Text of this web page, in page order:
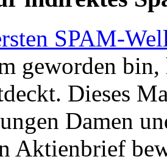
SPAM-
geworden
Dieses
Damen
Aktienbrief